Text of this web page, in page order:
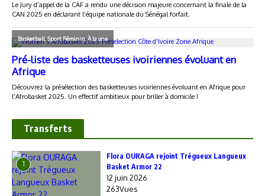
Transferts
1
Flora OURAGA rejoint Trégueux Langueux
Basket Armor 22
12 juin 2026
263Vues